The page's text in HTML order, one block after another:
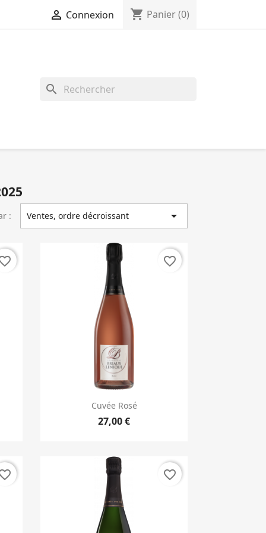
 Connexion shopping_cart Panier(0)
search
: Ventes, ordre décroissant 
Aperçu rapide
Cuvée Rosé
27,00 €
favorite_border
favorite_border